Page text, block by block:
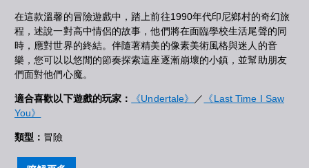
在這款溫馨的冒險遊戲中，踏上前往1990年代印尼鄉村的奇幻旅
程，述說一對高中情侶的故事，他們將在面臨學校生活尾聲的同
時，應對世界的終結。伴隨著精美的像素美術風格與迷人的音
樂，您可以以悠閒的節奏探索這座逐漸崩壞的小鎮，並幫助朋友
們面對他們心魔。
適合喜歡以下遊戲的玩家： 《Undertale》 ／
《Last Time I Saw
You》
類型： 冒險